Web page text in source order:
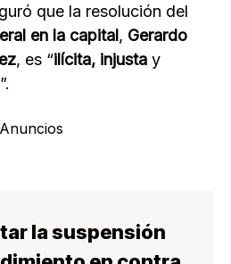
que la resolución del
en la capital, Gerardo
, es “ilícita, injusta y
Anuncios
la suspensión